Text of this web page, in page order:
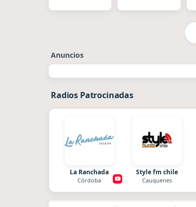
Anuncios
Radios Patrocinadas
La Ranchada
Córdoba
Style fm chile
Cauquenes